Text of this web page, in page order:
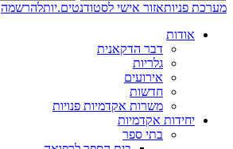
מערכת פניותאזור אישי לסטודנטים.יותלהרשמה
אודות
דבר הדקאנית
גלריות
אירועים
חדשות
משרות אקדמיות פנויות
יחידות אקדמיות
בתי ספר